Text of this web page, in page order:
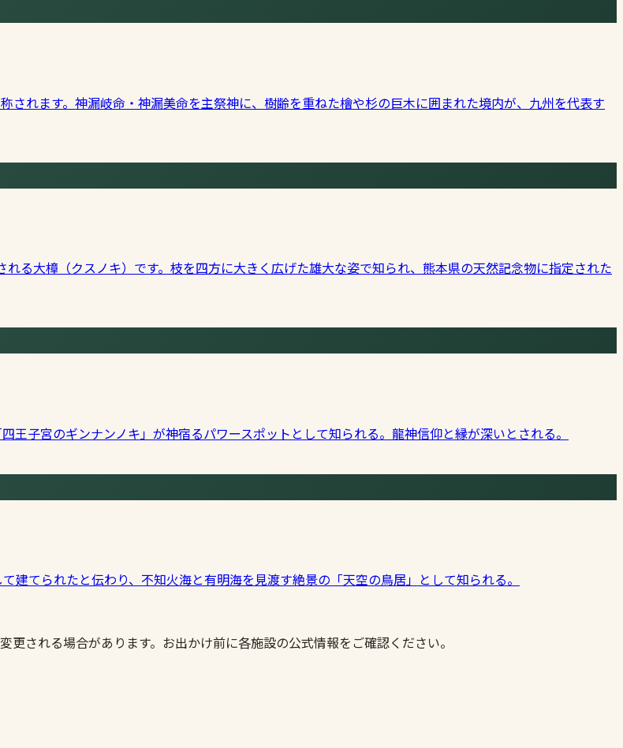
れます。神漏岐命・神漏美命を主祭神に、樹齢を重ねた檜や杉の巨木に囲まれた境内が、九州を代表す
る大樟（クスノキ）です。枝を四方に大きく広げた雄大な姿で知られ、熊本県の天然記念物に指定された
子宮のギンナンノキ」が神宿るパワースポットとして知られる。龍神信仰と縁が深いとされる。
てられたと伝わり、不知火海と有明海を見渡す絶景の「天空の鳥居」として知られる。
される場合があります。お出かけ前に各施設の公式情報をご確認ください。